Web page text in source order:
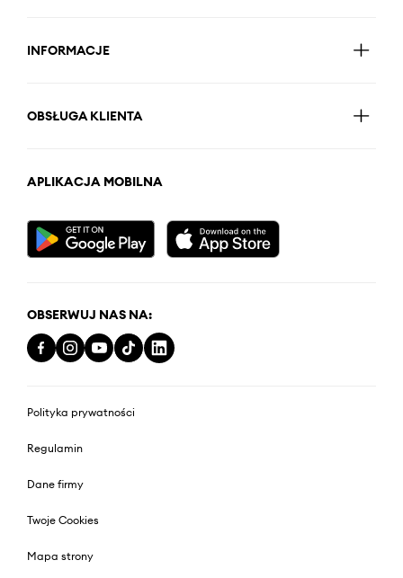
INFORMACJE
OBSŁUGA KLIENTA
APLIKACJA MOBILNA
OBSERWUJ NAS NA:
Polityka prywatności
Regulamin
Dane firmy
Twoje Cookies
Mapa strony